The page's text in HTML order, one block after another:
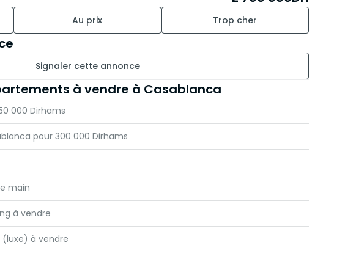
Au prix Trop cher
Signaler cette annonce
à vendre à Casablanca
000 Dirhams
pour 300 000 Dirhams
main
à vendre
à vendre